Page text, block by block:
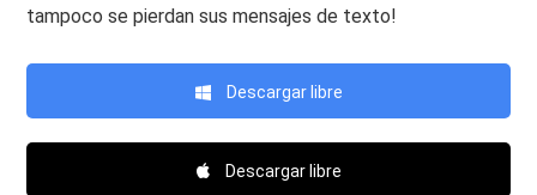
tampoco se pierdan sus mensajes de texto!
Descargar libre
Descargar libre